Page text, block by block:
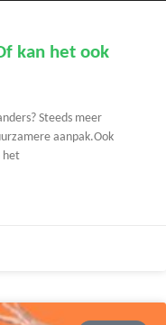
kan het ook
Steeds meer
aanpak.Ook
het